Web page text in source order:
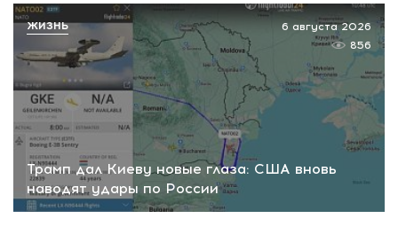
Трамп дал Киеву новые глаза: США вновь
наводят удары по России
6 августа 2026
856
ЖИЗНЬ